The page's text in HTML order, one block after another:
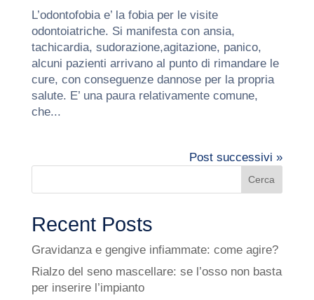
L’odontofobia e’ la fobia per le visite
odontoiatriche. Si manifesta con ansia,
tachicardia, sudorazione,agitazione, panico,
alcuni pazienti arrivano al punto di rimandare le
cure, con conseguenze dannose per la propria
salute. E’ una paura relativamente comune,
che...
Post successivi »
Cerca
Recent Posts
Gravidanza e gengive infiammate: come agire?
Rialzo del seno mascellare: se l’osso non basta
per inserire l’impianto